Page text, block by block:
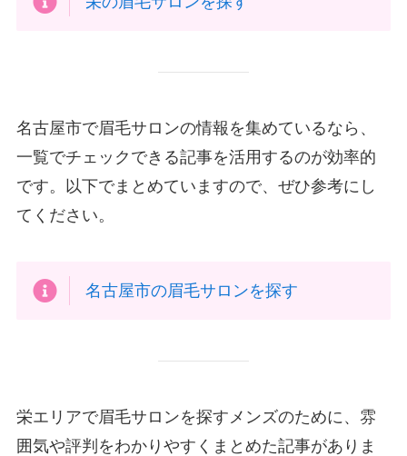
名古屋市で眉毛サロンの情報を集めているなら、
一覧でチェックできる記事を活用するのが効率的
です。以下でまとめていますので、ぜひ参考にし
てください。
名古屋市の眉毛サロンを探す
栄エリアで眉毛サロンを探すメンズのために、雰
囲気や評判をわかりやすくまとめた記事がありま